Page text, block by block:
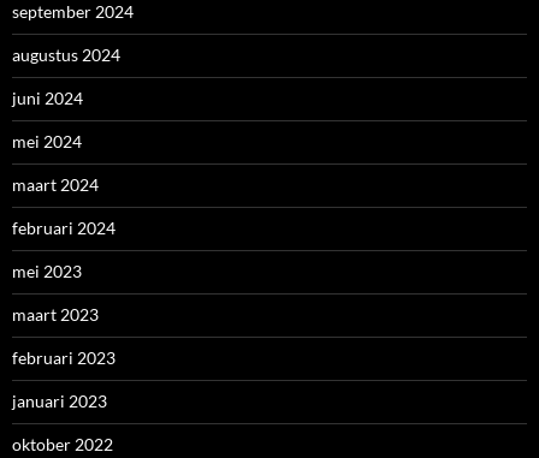
september 2024
augustus 2024
juni 2024
mei 2024
maart 2024
februari 2024
mei 2023
maart 2023
februari 2023
januari 2023
oktober 2022